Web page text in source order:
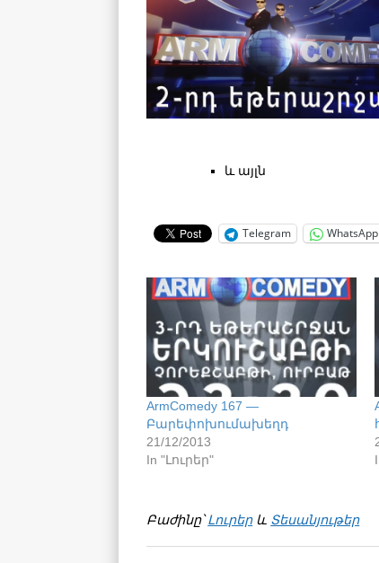
և այլն
Telegram WhatsApp
ArmComedy 167 —
Բարեփոխումախեղդ
21/12/2013
In "Լուրեր"
Բաժինը՝Լուրերև Տեսանյութեր